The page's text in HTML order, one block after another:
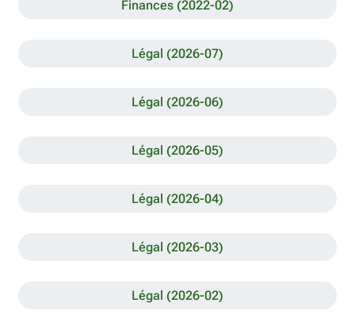
Finances (2022-02)
Légal (2026-07)
Légal (2026-06)
Légal (2026-05)
Légal (2026-04)
Légal (2026-03)
Légal (2026-02)